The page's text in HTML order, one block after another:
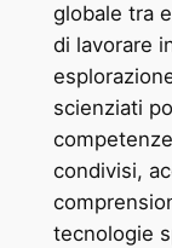
globale tra
di lavorare
scienziati
condivisi,
tecnologie